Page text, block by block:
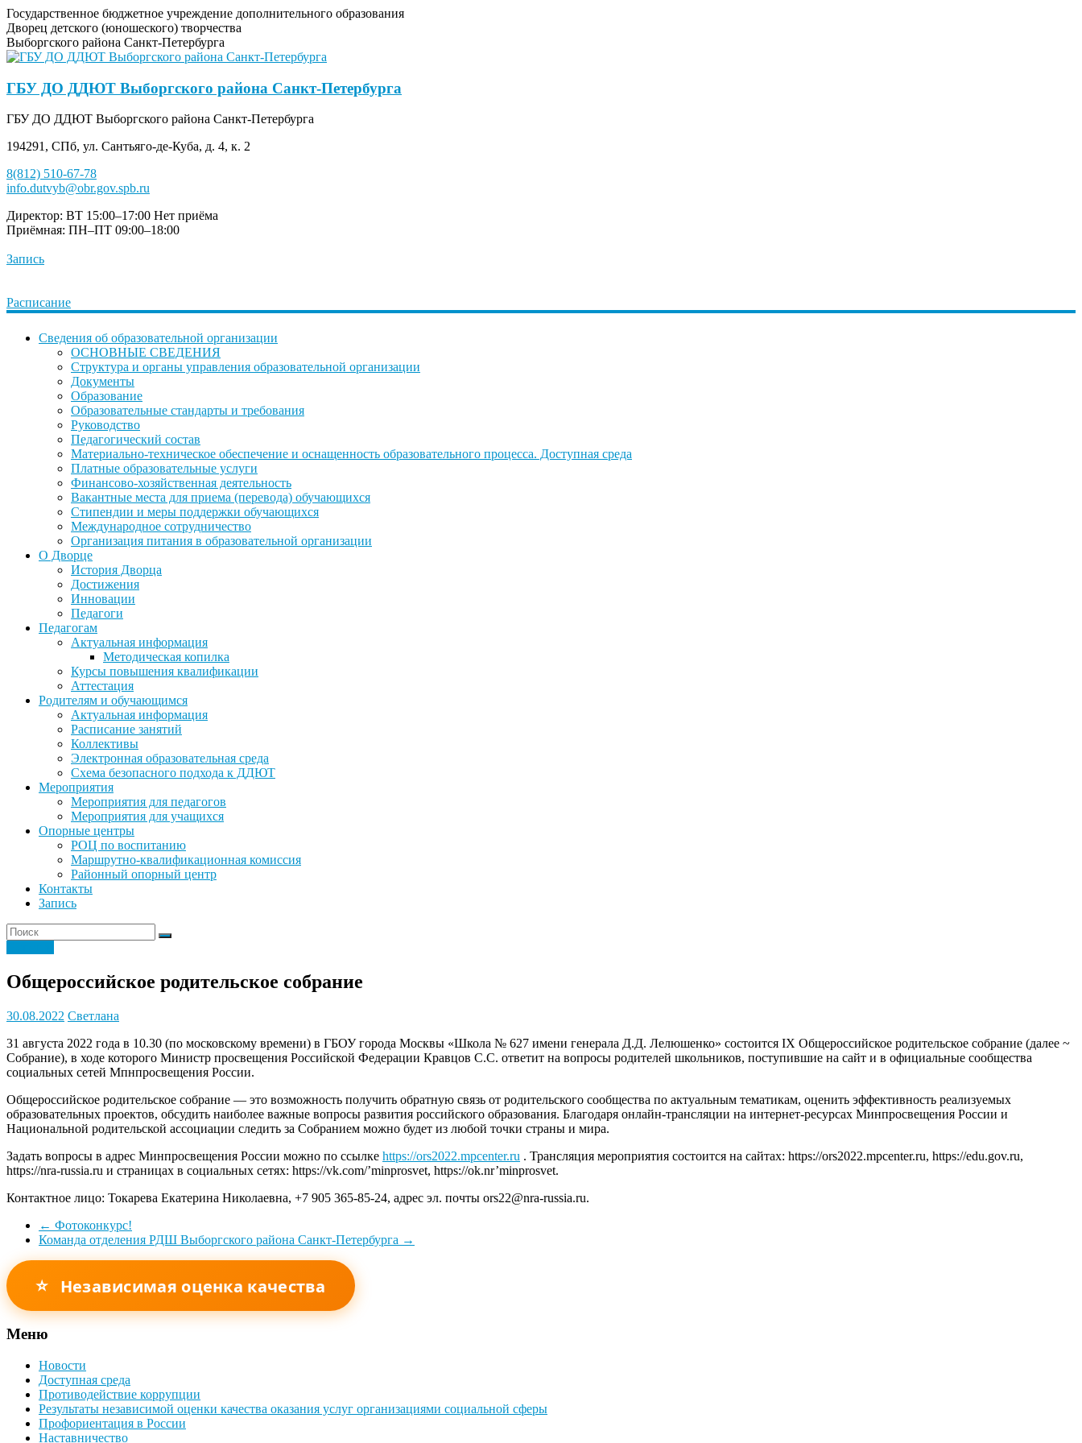
Государственное бюджетное учреждение дополнительного образования
Дворец детского (юношеского) творчества
Выборгского района Санкт-Петербурга
ГБУ ДО ДДЮТ Выборгского района Санкт-Петербурга
ГБУ ДО ДДЮТ Выборгского района Санкт-Петербурга
194291, СПб, ул. Сантьяго-де-Куба, д. 4, к. 2
8(812) 510-67-78
info.dutvyb@obr.gov.spb.ru
Директор: ВТ 15:00–17:00 Нет приёма
Приёмная: ПН–ПТ 09:00–18:00
Запись
Расписание
Сведения об образовательной организации
ОСНОВНЫЕ СВЕДЕНИЯ
Структура и органы управления образовательной организации
Документы
Образование
Образовательные стандарты и требования
Руководство
Педагогический состав
Материально-техническое обеспечение и оснащенность образовательного процесса. Доступная среда
Платные образовательные услуги
Финансово-хозяйственная деятельность
Вакантные места для приема (перевода) обучающихся
Стипендии и меры поддержки обучающихся
Международное сотрудничество
Организация питания в образовательной организации
О Дворце
История Дворца
Достижения
Инновации
Педагоги
Педагогам
Актуальная информация
Методическая копилка
Курсы повышения квалификации
Аттестация
Родителям и обучающимся
Актуальная информация
Расписание занятий
Коллективы
Электронная образовательная среда
Схема безопасного подхода к ДДЮТ
Мероприятия
Мероприятия для педагогов
Мероприятия для учащихся
Опорные центры
РОЦ по воспитанию
Маршрутно-квалификационная комиссия
Районный опорный центр
Контакты
Запись
Общероссийское родительское собрание
30.08.2022 Светлана
31 августа 2022 года в 10.30 (по московскому времени) в ГБОУ города Москвы «Школа № 627 имени генерала Д.Д. Лелюшенко» состоится IХ Общероссийское родительское собрание (далее ~
Собрание), в ходе которого Министр просвещения Российской Федерации Кравцов С.С. ответит на вопросы родителей школьников, поступившие на сайт и в официальные сообщества
социальных сетей Мпнпросвещения России.
Общероссийское родительское собрание — это возможность получить обратную связь от родительского сообщества по актуальным тематикам, оценить эффективность реализуемых
образовательных проектов, обсудить наиболее важные вопросы развития российского образования. Благодаря онлайн-трансляции на интернет-ресурсах Минпросвещения России и
Национальной родительской ассоциации следить за Собранием можно будет из любой точки страны и мира.
Задать вопросы в адрес Минпросвещения России можно по ссылке https://ors2022.mpcenter.ru . Трансляция мероприятия состоится на сайтах: https://ors2022.mpcenter.ru, https://edu.gov.ru,
https://nra-russia.ru и страницах в социальных сетях: https://vk.com/’minprosvet, https://ok.nr’minprosvet.
Контактное лицо: Токарева Екатерина Николаевна, +7 905 365-85-24, адрес эл. почты ors22@nra-russia.ru.
← Фотоконкурс!
Команда отделения РДШ Выборгского района Санкт-Петербурга →
⭐ Независимая оценка качества
Меню
Новости
Доступная среда
Противодействие коррупции
Результаты независимой оценки качества оказания услуг организациями социальной сферы
Профориентация в России
Наставничество